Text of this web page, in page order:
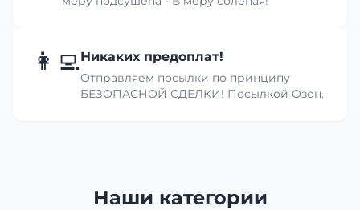
👩‍💻Никаких предоплат!
Отправляем посылки по принципу
БЕЗОПАСНОЙ СДЕЛКИ! Посылкой Озон.
Наши категории